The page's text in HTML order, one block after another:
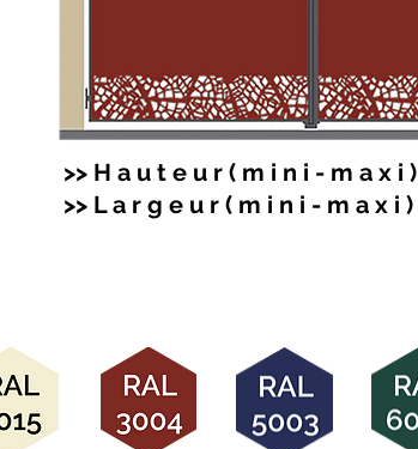
>> H a u t e u r ( m i n i - m a x i )
>> L a r g e u r ( m i n i - m a x i )